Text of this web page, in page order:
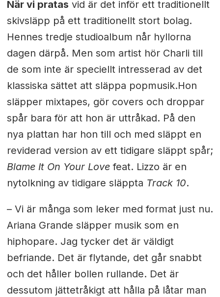
När vi pratas vid är det inför ett traditionellt
skivsläpp på ett traditionellt stort bolag.
Hennes tredje studioalbum når hyllorna
dagen därpå. Men som artist hör Charli till
de som inte är speciellt intresserad av det
klassiska sättet att släppa popmusik.Hon
släpper mixtapes, gör covers och droppar
spår bara för att hon är uttråkad. På den
nya plattan har hon till och med släppt en
reviderad version av ett tidigare släppt spår;
Blame It On Your Lovefeat. Lizzo är en
nytolkning av tidigare släppta Track 10.
– Vi är många som leker med format just nu.
Ariana Grande släpper musik som en
hiphopare. Jag tycker det är väldigt
befriande. Det är flytande, det går snabbt
och det håller bollen rullande. Det är
dessutom jättetråkigt att hålla på låtar man